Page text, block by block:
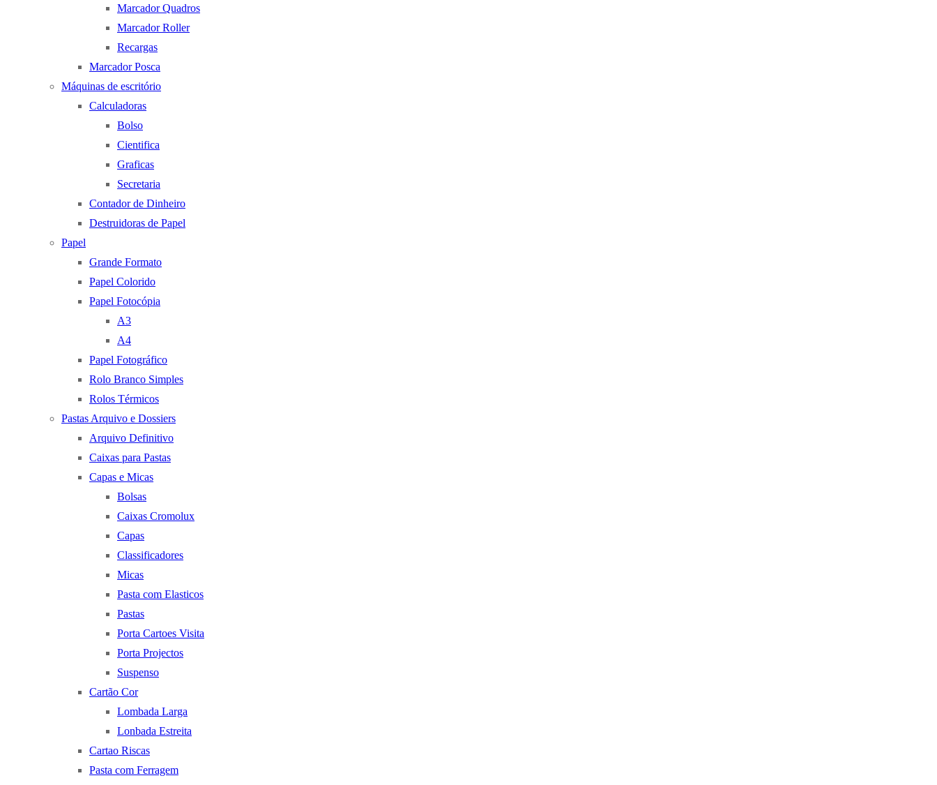
Marcador Quadros
Marcador Roller
Recargas
Marcador Posca
Máquinas de escritório
Calculadoras
Bolso
Cientifica
Graficas
Secretaria
Contador de Dinheiro
Destruidoras de Papel
Papel
Grande Formato
Papel Colorido
Papel Fotocópia
A3
A4
Papel Fotográfico
Rolo Branco Simples
Rolos Térmicos
Pastas Arquivo e Dossiers
Arquivo Definitivo
Caixas para Pastas
Capas e Micas
Bolsas
Caixas Cromolux
Capas
Classificadores
Micas
Pasta com Elasticos
Pastas
Porta Cartoes Visita
Porta Projectos
Suspenso
Cartão Cor
Lombada Larga
Lonbada Estreita
Cartao Riscas
Pasta com Ferragem